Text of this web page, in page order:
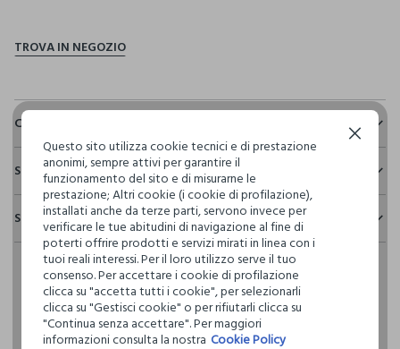
Composizione e cura
Composizione:
53% LINO,47% COTONE
NON CANDEGGIARE
TEMPERATURA MASSIMA 30°C - PROCEDURA MOLTO
DELICATA
NON LAVARE A SECCO
Sostenibilità e trasparenza
Sicurezza
Il 100% dei nostri articoli viene sottoposto a test chimico-
fisici, per verificarne il rispetto dei limiti che abbiamo
definito per l’uso di sostanze chimiche, talvolta anche più
restrittivi rispetto a quelli previsti dalla normativa
internazionale.
Clicca qui per vedere i dettagli
Spedizione e resi
Hai fino a 30 giorni dalla consegna del tuo ordine online per
cambiare idea e restituire i prodotti che hai acquistato.
Questo sito utilizza cookie tecnici e di prestazione
anonimi, sempre attivi per garantire il
funzionamento del sito e di misurarne le
prestazione; Altri cookie (i cookie di profilazione),
installati anche da terze parti, servono invece per
verificare le tue abitudini di navigazione al fine di
poterti offrire prodotti e servizi mirati in linea con i
tuoi reali interessi. Per il loro utilizzo serve il tuo
consenso. Per accettare i cookie di profilazione
clicca su "accetta tutti i cookie", per selezionarli
clicca su "Gestisci cookie" o per rifiutarli clicca su
"Continua senza accettare". Per maggiori
informazioni consulta la nostra Cookie Policy
Continua senza accettare